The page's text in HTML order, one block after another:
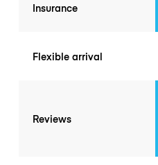
Insurance
Flexible arrival
Reviews